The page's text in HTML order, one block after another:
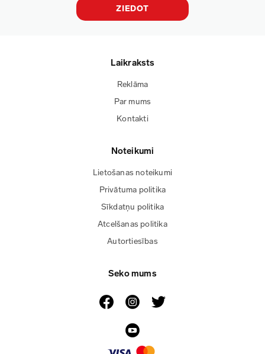
ZIEDOT
Laikraksts
Reklāma
Par mums
Kontakti
Noteikumi
Lietošanas noteikumi
Privātuma politika
Sīkdatņu politika
Atcelšanas politika
Autortiesības
Seko mums